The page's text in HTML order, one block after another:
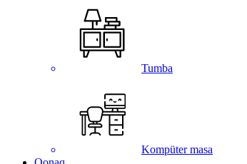
Tumba
Kompüter masa